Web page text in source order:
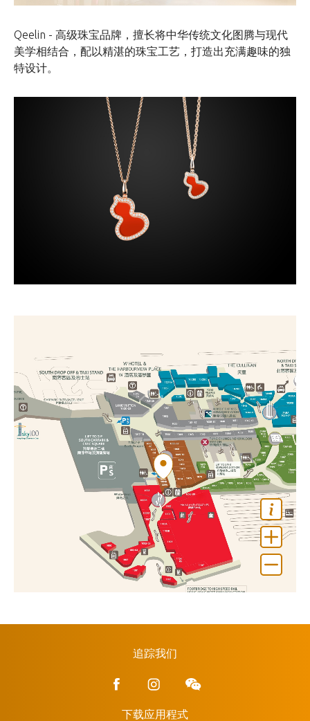
Qeelin - 高级珠宝品牌，擅长将中华传统文化图腾与现代
美学相结合，配以精湛的珠宝工艺，打造出充满趣味的独
特设计。
追踪我们
下载应用程式